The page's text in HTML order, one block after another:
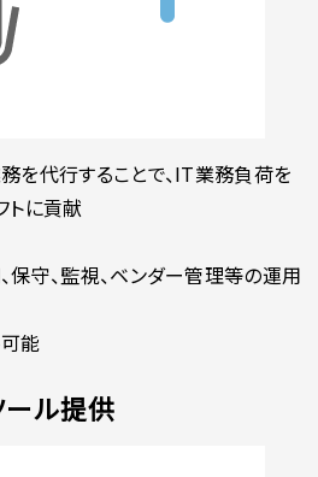
を代行することで、IT業務負荷を
トに貢献
守、監視、ベンダー管理等の運用
能
ール提供